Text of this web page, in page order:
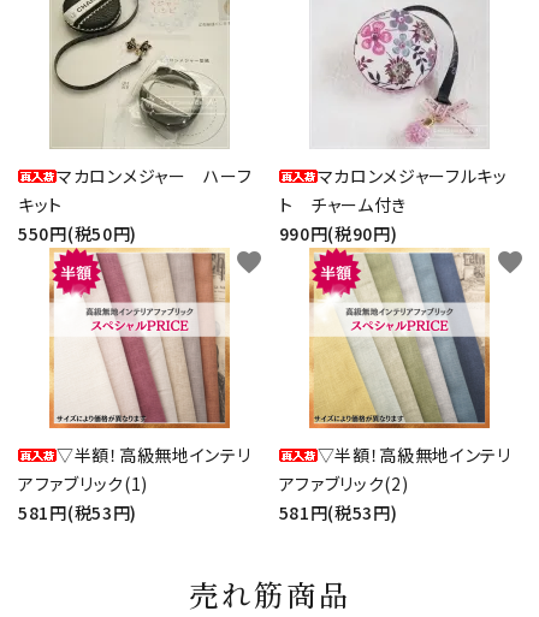
マカロンメジャー ハーフ
キット
550円(税50円)
マカロンメジャーフルキッ
ト チャーム付き
990円(税90円)
▽半額！高級無地インテリ
アファブリック(1)
581円(税53円)
favorite
▽半額！高級無地インテリ
アファブリック(2)
581円(税53円)
favorite
売れ筋商品